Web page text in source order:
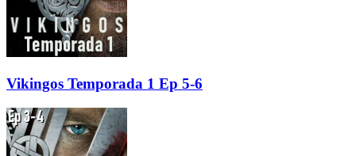
Vikingos Temporada 1 Ep 5-6